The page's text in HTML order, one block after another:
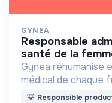
GYNEA
responsable administratif et financier -
santé de la
Gynea réhumanise et personnalise le
médical de chaque
mental.
💡 Responsible